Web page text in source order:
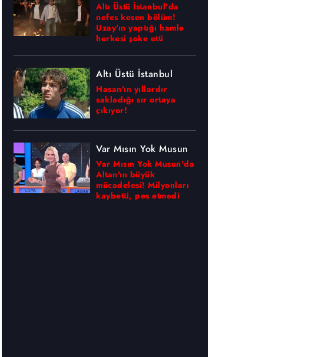
Altı Üstü İstanbul'da
nefes kesen bölüm!
Uzay'ın yaptığı hamle
herkesi şoke etti
Altı Üstü İstanbul
Hasan'ın yıllardır
sakladığı sır ortaya
çıkıyor!
Var Mısın Yok Musun
Var Mısın Yok Musun'da
Altan'ın büyük
mücadelesi! Milyonları
kaybetti, pes etmedi